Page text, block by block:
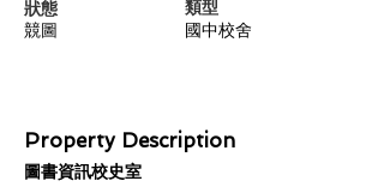
狀態
競圖
類型
國中校舍
Property Description
圖書資訊校史室